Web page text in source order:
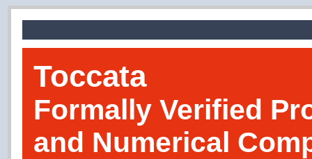
Toccata
Formally Verified
and Numerical